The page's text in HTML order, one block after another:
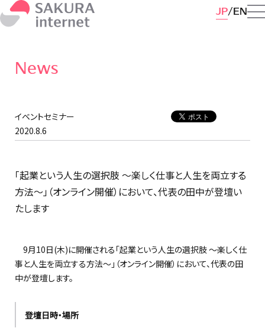
JP EN
News
イベントセミナー
2020.8.6
「起業という人生の選択肢 ～楽しく仕事と人生を両立する
方法～」（オンライン開催）において、代表の田中が登壇い
たします
9月10日(木)に開催される「起業という人生の選択肢 ～楽しく仕
事と人生を両立する方法～」（オンライン開催）において、代表の田
中が登壇します。
登壇日時・場所